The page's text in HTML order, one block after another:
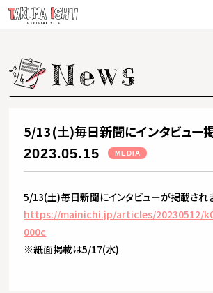
CONCERTS
BIOGRAPHY
PRODUCE
5/13(土)毎日新聞にインタビュー
2023.05.15 MEDIA
5/13(土)毎日新聞にインタビューが掲載され
https://mainichi.jp/articles/20230512/
000c
※紙面掲載は5/17(水)